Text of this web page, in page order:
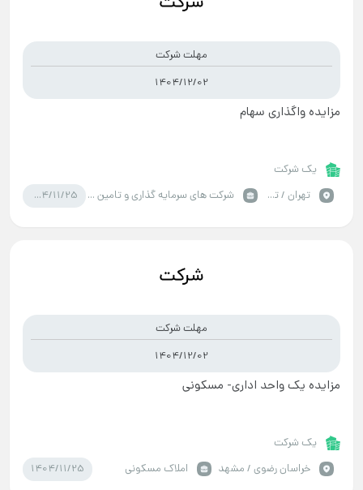
مهلت شرکت
1404/12/02
مزایده واگذاری سهام
یک شرکت
تهران / تهران
شرکت های سرمایه گذاری و تامین سرمایه 1404/11/25
مهلت شرکت
1404/12/02
مزایده یک واحد اداری- مسکونی
یک شرکت
خراسان رضوي / مشهد
املاک مسکونی 1404/11/25